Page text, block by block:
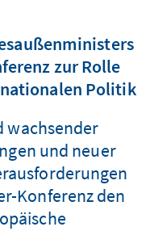
zur Rolle
Politik
wachsender
und neuer
Konferenz den